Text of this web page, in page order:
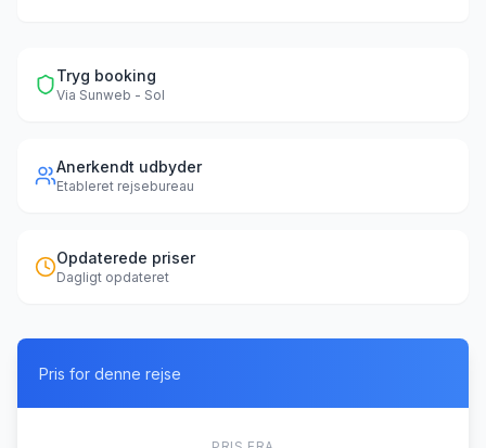
Tryg booking
Via Sunweb - Sol
Anerkendt udbyder
Etableret rejsebureau
Opdaterede priser
Dagligt opdateret
Pris for denne rejse